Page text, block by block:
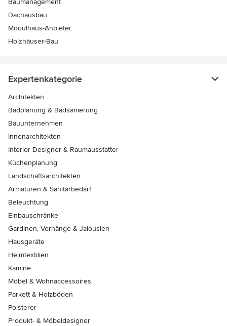
Baumanagement
Dachausbau
Modulhaus-Anbieter
Holzhäuser-Bau
Expertenkategorie
Architekten
Badplanung & Badsanierung
Bauunternehmen
Innenarchitekten
Interior Designer & Raumausstatter
Küchenplanung
Landschaftsarchitekten
Armaturen & Sanitärbedarf
Beleuchtung
Einbauschränke
Gardinen, Vorhänge & Jalousien
Hausgeräte
Heimtextilien
Kamine
Möbel & Wohnaccessoires
Parkett & Holzböden
Polsterer
Produkt- & Möbeldesigner